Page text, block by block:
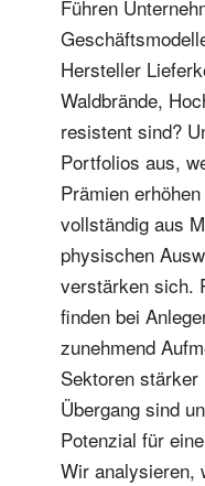
Führen
Hersteller
Waldbrände,
resistent sind?
Portfolios aus,
Prämien
vollständig aus
physischen
verstärken sich.
finden bei
zunehmend
Sektoren
Übergang sind
Potenzial für
Wir analysieren,